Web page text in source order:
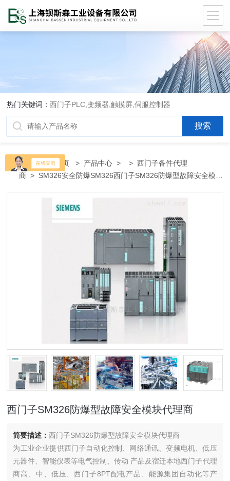
热门关键词：西门子PLC,变频器,触摸屏,伺服控制器
当前位置：首页 > 产品中心 > >西门子备件代理
商 > SM326安全防爆SM326西门子SM326防爆型故障安全模块
西门子SM326防爆型故障安全模块代理商
简要描述：西门子SM326防爆型故障安全模块代理商
为工业企业提供西门子自动化控制、网络通讯、变频电机、低压
元器件、智能仪表等电气控制、传动 产品及宿迁本地西门子代理
商高、中、低压、西门子8PT配电产品、能源集团自动化等产